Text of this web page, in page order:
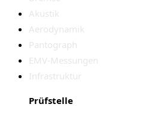
Akustik
Aerodynamik
Pantograph
EMV-Messungen
Infrastruktur
Prüfstelle